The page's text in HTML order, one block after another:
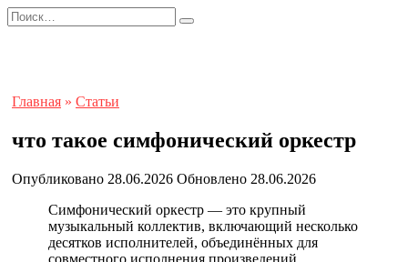
Перейти
к
Search
for:
Главная » Статьи
что такое симфонический оркестр
Опубликовано 28.06.2026 Обновлено 28.06.2026
Симфонический оркестр — это крупный
музыкальный коллектив, включающий несколько
десятков исполнителей, объединённых для
совместного исполнения произведений